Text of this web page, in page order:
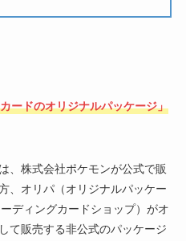
ードのオリジナルパッケージ」
、株式会社ポケモンが公式で販
、オリパ（オリジナルパッケー
ディングカードショップ）がオ
て販売する非公式のパッケージ